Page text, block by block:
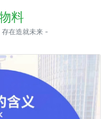
料
在造就未来 -